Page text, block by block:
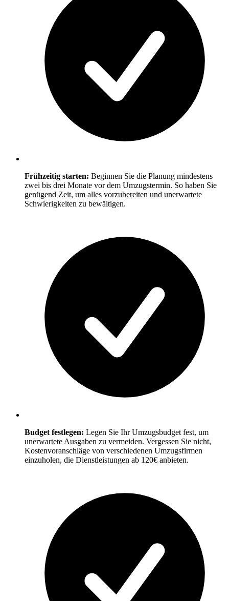
Frühzeitig starten: Beginnen Sie die Planung mindestens
zwei bis drei Monate vor dem Umzugstermin. So haben Sie
genügend Zeit, um alles vorzubereiten und unerwartete
Schwierigkeiten zu bewältigen.
Budget festlegen: Legen Sie Ihr Umzugsbudget fest, um
unerwartete Ausgaben zu vermeiden. Vergessen Sie nicht,
Kostenvoranschläge von verschiedenen Umzugsfirmen
einzuholen, die Dienstleistungen ab 120€ anbieten.